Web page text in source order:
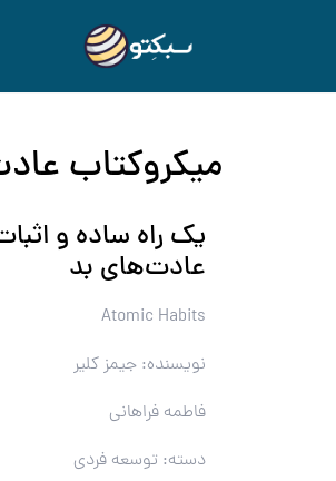
میکروکتاب
یک راه ساده و
عادت‌های بد
Atomic Habits
نویسنده: جیمز کلیر
فاطمه فراهانی
دسته: توسعه فردی